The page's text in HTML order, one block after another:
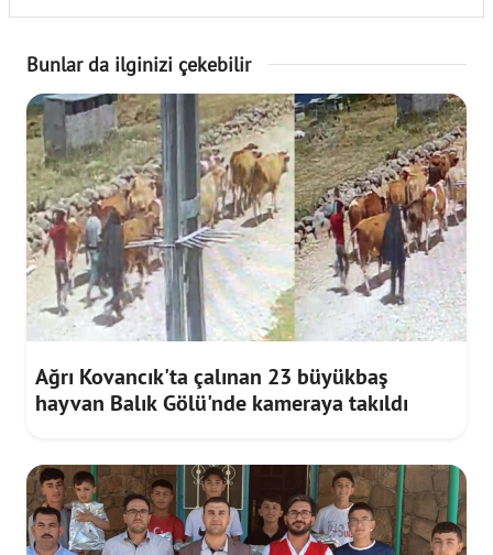
Bunlar da ilginizi çekebilir
Ağrı Kovancık'ta çalınan 23 büyükbaş
hayvan Balık Gölü'nde kameraya takıldı